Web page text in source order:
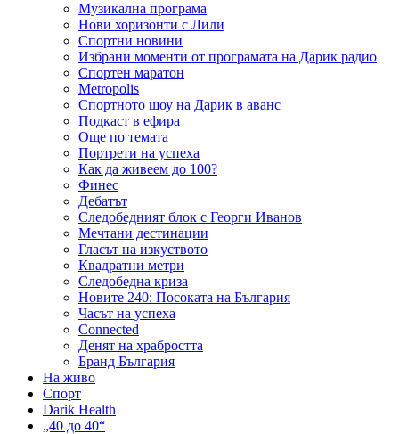
Музикална програма
Нови хоризонти с Лили
Спортни новини
Избрани моменти от програмата на Дарик радио
Спортен маратон
Metropolis
Спортното шоу на Дарик в аванс
Подкаст в ефира
Още по темата
Портрети на успеха
Как да живеем до 100?
Финес
Дебатът
Следобедният блок с Георги Иванов
Мечтани дестинации
Гласът на изкуството
Квадратни метри
Следобедна криза
Новите 240: Посоката на България
Часът на успеха
Connected
Денят на храбростта
Бранд България
На живо
Спорт
Darik Health
„40 до 40“